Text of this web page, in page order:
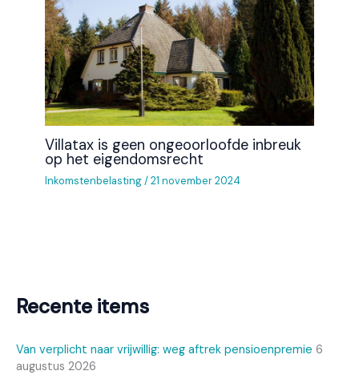
Recente items
Van verplicht naar vrijwillig: weg aftrek pensioenpremie 6
augustus 2026
Villatax is geen ongeoorloofde inbreuk
op het eigendomsrecht
Inkomstenbelasting/21 november 2024